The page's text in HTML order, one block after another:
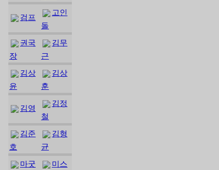
검프
고인
돌
권국
장
김무
근
김상
윤
김상
훈
김영
김정
철
김준
호
김형
균
마굿
미스